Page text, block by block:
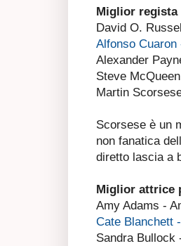
Miglior regista
David O.
Alfonso
Alexander
Steve
Martin
Scorsese è un
non fanatica
diretto lascia a
Miglior attrice
Amy Adams -
Cate Blanchett
Sandra Bullock